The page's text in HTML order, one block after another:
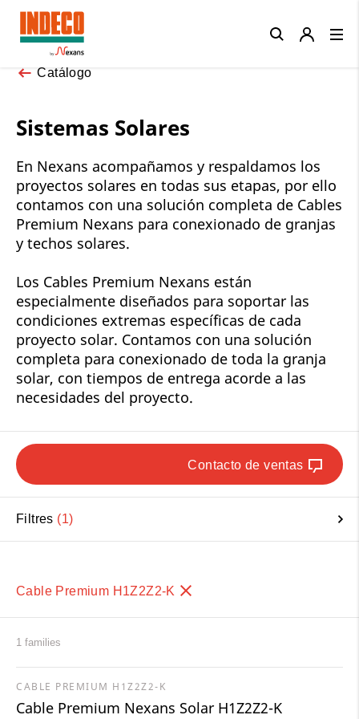
Catálogo
Sistemas Solares
En Nexans acompañamos y respaldamos los
proyectos solares en todas sus etapas, por ello
contamos con una solución completa de Cables
Premium Nexans para conexionado de granjas
y techos solares.
Los Cables Premium Nexans están
especialmente diseñados para soportar las
condiciones extremas específicas de cada
proyecto solar. Contamos con una solución
completa para conexionado de toda la granja
solar, con tiempos de entrega acorde a las
necesidades del proyecto.
Contacto de ventas
Filtres 1
Cable Premium H1Z2Z2-K
1 families
CABLE PREMIUM H1Z2Z2-K
Cable Premium Nexans Solar H1Z2Z2-K